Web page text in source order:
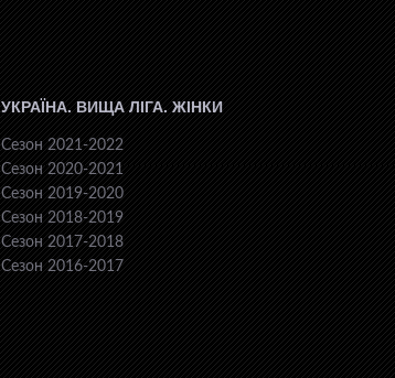
УКРАЇНА. ВИЩА ЛІГА. ЖІНКИ
Сезон 2021-2022
Сезон 2020-2021
Сезон 2019-2020
Сезон 2018-2019
Сезон 2017-2018
Сезон 2016-2017